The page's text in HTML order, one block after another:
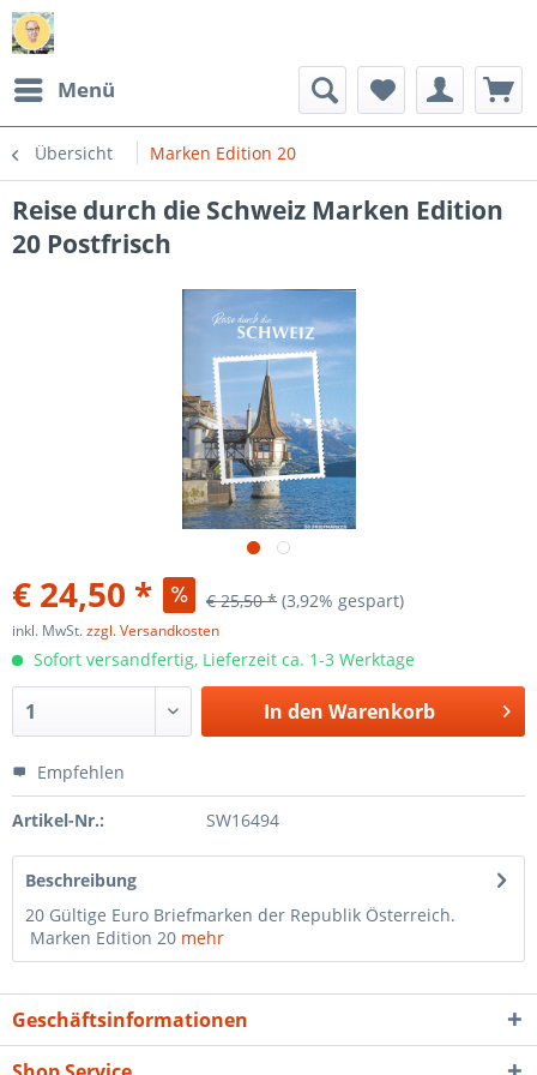
Menü
Übersicht Marken Edition 20
Reise durch die Schweiz Marken Edition
20 Postfrisch
€ 24,50 * € 25,50 * (3,92% gespart)
inkl. MwSt.zzgl. Versandkosten
Sofort versandfertig, Lieferzeit ca. 1-3 Werktage
In den Warenkorb
Empfehlen
Artikel-Nr.: SW16494
Beschreibung
20 Gültige Euro Briefmarken der Republik Österreich.
Marken Edition 20 mehr
Geschäftsinformationen